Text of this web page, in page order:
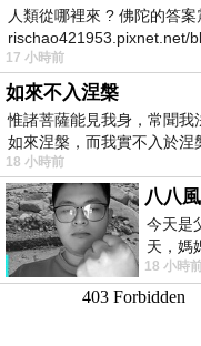
人類從哪裡來 ? 佛陀的答
rischao421953.pixnet.net/
17 小時前
如來不入涅槃
惟諸菩薩能見我身，常聞
如來涅槃，而我實不入於涅
18 小時前
今天是
天，媽
理家務
18 小時